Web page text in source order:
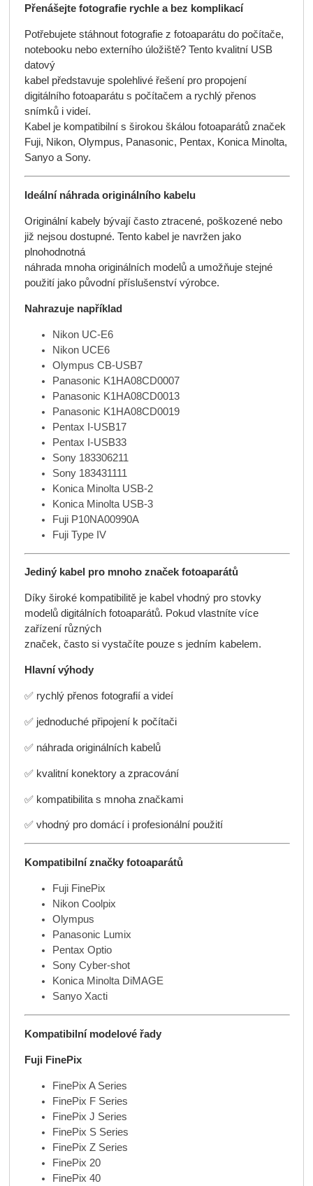
Přenášejte fotografie rychle a bez komplikací
Potřebujete stáhnout fotografie z fotoaparátu do počítače,
notebooku nebo externího úložiště? Tento kvalitní USB
datový
kabel představuje spolehlivé řešení pro propojení
digitálního fotoaparátu s počítačem a rychlý přenos
snímků i videí.
Kabel je kompatibilní s širokou škálou fotoaparátů značek
Fuji, Nikon, Olympus, Panasonic, Pentax, Konica Minolta,
Sanyo a Sony.
Ideální náhrada originálního kabelu
Originální kabely bývají často ztracené, poškozené nebo
již nejsou dostupné. Tento kabel je navržen jako
plnohodnotná
náhrada mnoha originálních modelů a umožňuje stejné
použití jako původní příslušenství výrobce.
Nahrazuje například
Nikon UC-E6
Nikon UCE6
Olympus CB-USB7
Panasonic K1HA08CD0007
Panasonic K1HA08CD0013
Panasonic K1HA08CD0019
Pentax I-USB17
Pentax I-USB33
Sony 183306211
Sony 183431111
Konica Minolta USB-2
Konica Minolta USB-3
Fuji P10NA00990A
Fuji Type IV
Jediný kabel pro mnoho značek fotoaparátů
Díky široké kompatibilitě je kabel vhodný pro stovky
modelů digitálních fotoaparátů. Pokud vlastníte více
zařízení různých
značek, často si vystačíte pouze s jedním kabelem.
Hlavní výhody
✅ rychlý přenos fotografií a videí
✅ jednoduché připojení k počítači
✅ náhrada originálních kabelů
✅ kvalitní konektory a zpracování
✅ kompatibilita s mnoha značkami
✅ vhodný pro domácí i profesionální použití
Kompatibilní značky fotoaparátů
Fuji FinePix
Nikon Coolpix
Olympus
Panasonic Lumix
Pentax Optio
Sony Cyber-shot
Konica Minolta DiMAGE
Sanyo Xacti
Kompatibilní modelové řady
Fuji FinePix
FinePix A Series
FinePix F Series
FinePix J Series
FinePix S Series
FinePix Z Series
FinePix 20
FinePix 40